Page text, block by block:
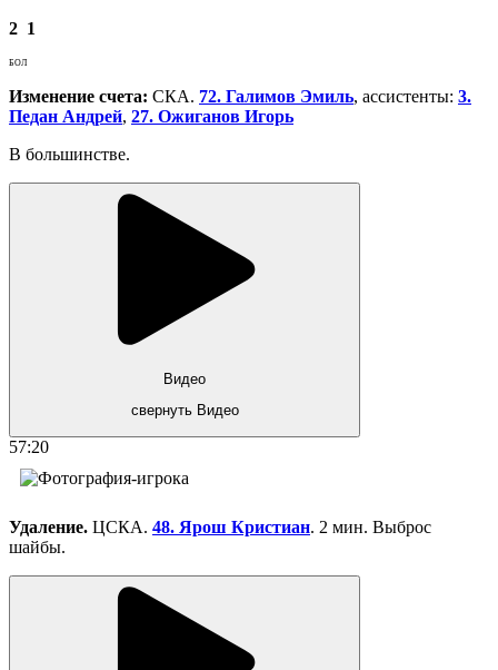
2 1
БОЛ
Изменение счета: СКА. 72. Галимов Эмиль, ассистенты: 3.
Педан Андрей, 27. Ожиганов Игорь
В большинстве.
Видео
свернуть Видео
57:20
Удаление. ЦСКА. 48. Ярош Кристиан. 2 мин. Выброс
шайбы.